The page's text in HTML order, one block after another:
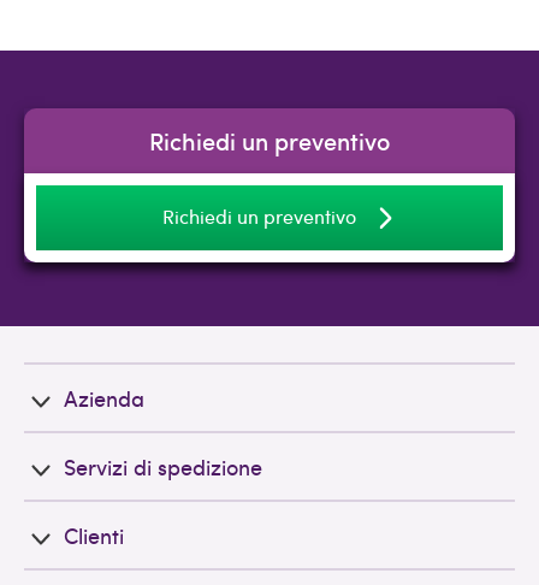
Richiedi un preventivo
Richiedi un preventivo
Azienda
Servizi di spedizione
Clienti